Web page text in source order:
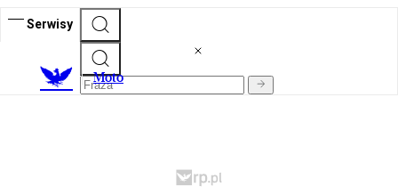
Serwisy
Moto